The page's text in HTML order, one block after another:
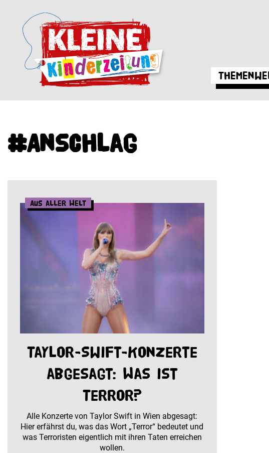
#Anschlag
Aus aller Welt
Taylor-Swift-Konzerte
abgesagt: Was ist
Terror?
Alle Konzerte von Taylor Swift in Wien abgesagt:
Hier erfährst du, was das Wort „Terror“ bedeutet und
was Terroristen eigentlich mit ihren Taten erreichen
wollen.